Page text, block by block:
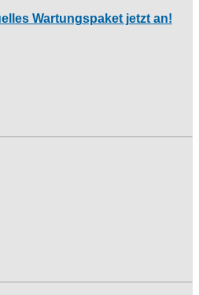
Wartungspaket jetzt an!